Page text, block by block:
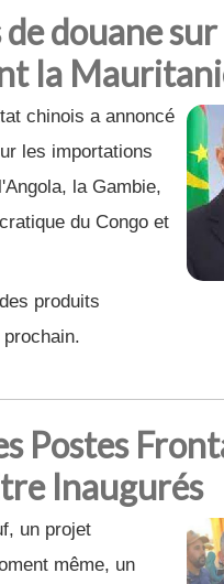
douane
la
chinois a annoncé
les importations
la Gambie,
du Congo et
produits
Postes
Inaugurés
un projet
même, un